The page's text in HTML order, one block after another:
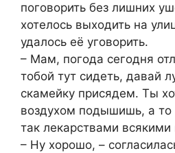
поговорить без лишних
хотелось выходить на
удалось её уговорить.
– Мам, погода сегодня
тобой тут сидеть, давай
скамейку присядем. Ты
воздухом подышишь, а то
так лекарствами
– Ну хорошо, –